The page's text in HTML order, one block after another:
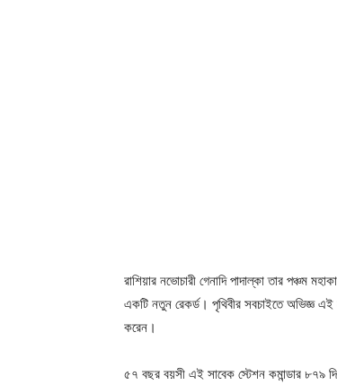
রাশিয়ার নভোচারী গেনাদি পাদাল্কা তার পঞ্চম
একটি নতুন রেকর্ড। পৃথিবীর সবচাইতে অভিজ্ঞ
করেন।
৫৭ বছর বয়সী এই সাবেক স্টেশন কমান্ডার ৮৭৯